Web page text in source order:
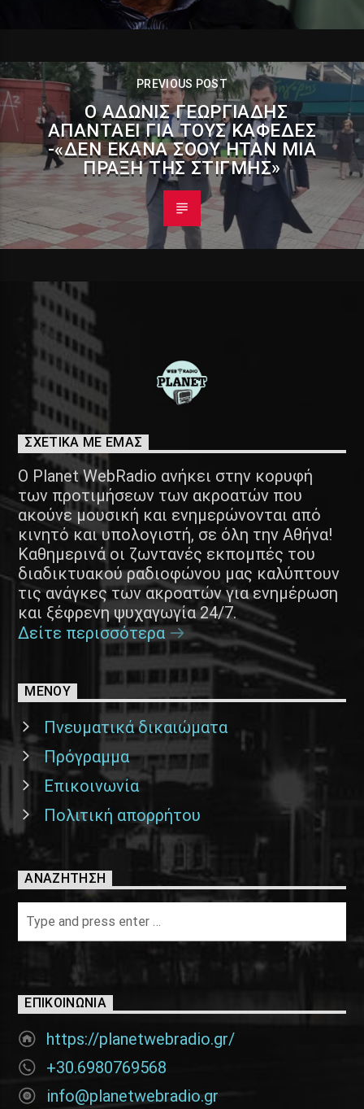
PREVIOUS POST
Ο ΆΔΩΝΙΣ ΓΕΩΡΓΙΆΔΗΣ
ΑΠΑΝΤΆΕΙ ΓΙΑ ΤΟΥΣ ΚΑΦΈΔΕΣ
-«ΔΕΝ ΈΚΑΝΑ ΣΌΟΥ ΉΤΑΝ ΜΙΑ
ΠΡΆΞΗ ΤΗΣ ΣΤΙΓΜΉΣ»
ΣΧΕΤΙΚΑ ΜΕ ΕΜΑΣ
Ο Planet WebRadio ανήκει στην κορυφή
των προτιμήσεων των ακροατών που
ακούνε μουσική και ενημερώνονται από
κινητό και υπολογιστή, σε όλη την Αθήνα!
Καθημερινά οι ζωντανές εκπομπές του
διαδικτυακού ραδιοφώνου μας καλύπτουν
τις ανάγκες των ακροατών για ενημέρωση
και ξέφρενη ψυχαγωγία 24/7.
Δείτε περισσότερα
ΜΕΝΟΥ
Πνευματικά δικαιώματα
Πρόγραμμα
Επικοινωνία
Πολιτική απορρήτου
ΑΝΑΖΉΤΗΣΗ
ΕΠΙΚΟΙΝΩΝΊΑ
https://planetwebradio.gr/
+30.6980769568
info@planetwebradio.gr